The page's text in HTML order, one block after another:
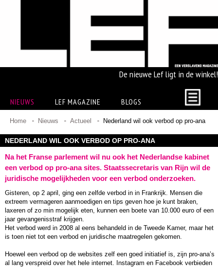
De nieuwe Lef ligt in de winkel!
NIEUWS LEF MAGAZINE BLOGS
Home Nieuws Actueel Nederland wil ook verbod op pro-ana
NEDERLAND WIL OOK VERBOD OP PRO-ANA
Na het Franse parlement wil nu ook het Nederlandse kabinet
een verbod op pro-ana sites. Staatssecretaris van Rijn wil de
juridische mogelijkheden voor een verbod onderzoeken.
Gisteren, op 2 april, ging een zelfde verbod in in Frankrijk. Mensen die
extreem vermageren aanmoedigen en tips geven hoe je kunt braken,
laxeren of zo min mogelijk eten, kunnen een boete van 10.000 euro of een
jaar gevangenisstraf krijgen.
Het verbod werd in 2008 al eens behandeld in de Tweede Kamer, maar het
is toen niet tot een verbod en juridische maatregelen gekomen.
Hoewel een verbod op de websites zelf een goed initiatief is, zijn pro-ana’s
al lang verspreid over het hele internet. Instagram en Facebook verbieden